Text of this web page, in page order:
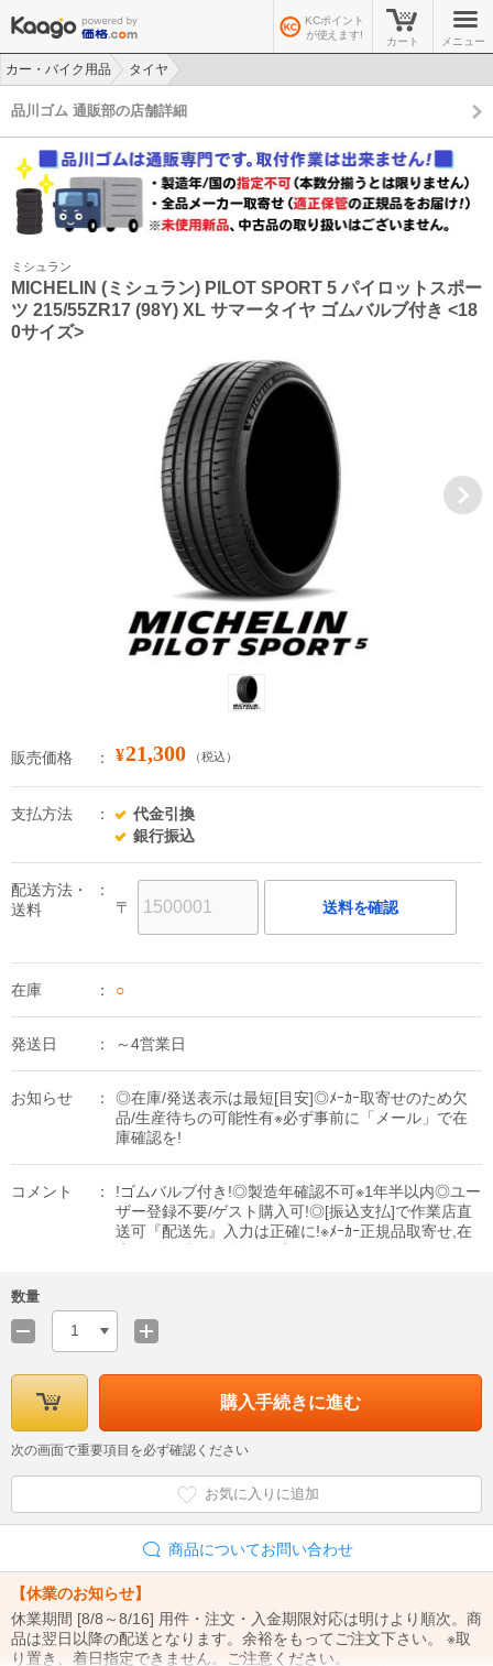
KCポイント
が使えます!
カート メニュー
カー・バイク用品
タイヤ
品川ゴム 通販部の店舗詳細
ミシュラン
MICHELIN (ミシュラン) PILOT SPORT 5 パイロットスポー
ツ 215/55ZR17 (98Y) XL サマータイヤ ゴムバルブ付き <18
0サイズ>
販売価格 ¥21,300 （税込）
支払方法
代金引換
銀行振込
配送方法・
送料
〒 送料を確認
在庫 ○
発送日 ～4営業日
お知らせ
◎在庫/発送表示は最短[目安]◎ﾒｰｶｰ取寄せのため欠
品/生産待ちの可能性有※必ず事前に「メール」で在
庫確認を!
コメント
!ゴムバルブ付き!◎製造年確認不可※1年半以内◎ユー
ザー登録不要/ゲスト購入可!◎[振込支払]で作業店直
送可『配送先』入力は正確に!※ﾒｰｶｰ正規品取寄せ,在
数量
1
購入手続きに進む
次の画面で重要項目を必ず確認ください
お気に入りに追加
商品についてお問い合わせ
【休業のお知らせ】
休業期間 [8/8～8/16] 用件・注文・入金期限対応は明けより順次。商
品は翌日以降の配送となります。余裕をもってご注文下さい。 ※取
り置き、着日指定できません。ご注意ください。